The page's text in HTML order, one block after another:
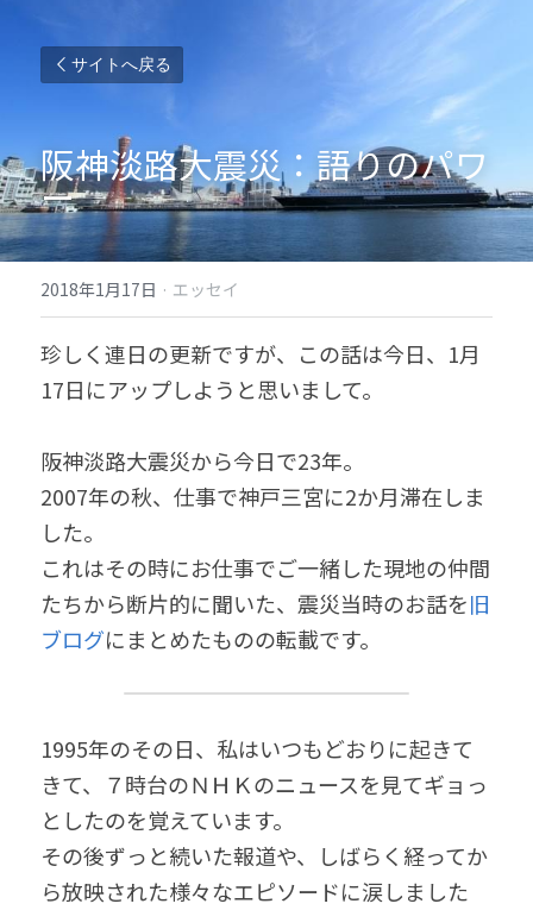
サイトへ戻る
阪神淡路大震災：語りのパワ
ー
2018年1月17日 · エッセイ
珍しく連日の更新ですが、この話は今日、1月
17日にアップしようと思いまして。
阪神淡路大震災から今日で23年。
2007年の秋、仕事で神戸三宮に2か月滞在しま
した。
これはその時にお仕事でご一緒した現地の仲間
たちから断片的に聞いた、震災当時のお話を旧
ブログにまとめたものの転載です。
1995年のその日、私はいつもどおりに起きて
きて、７時台のＮＨＫのニュースを見てギョっ
としたのを覚えています。
その後ずっと続いた報道や、しばらく経ってか
ら放映された様々なエピソードに涙しました